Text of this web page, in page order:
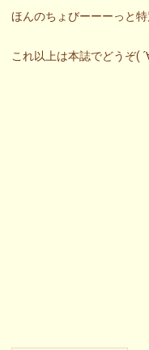
ほんのちょびーーーっと
これ以上は本誌でどうぞ(